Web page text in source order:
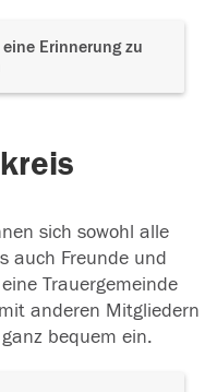
Erinnerung zu
sich sowohl alle
auch Freunde und
Trauergemeinde
anderen Mitgliedern
bequem ein.